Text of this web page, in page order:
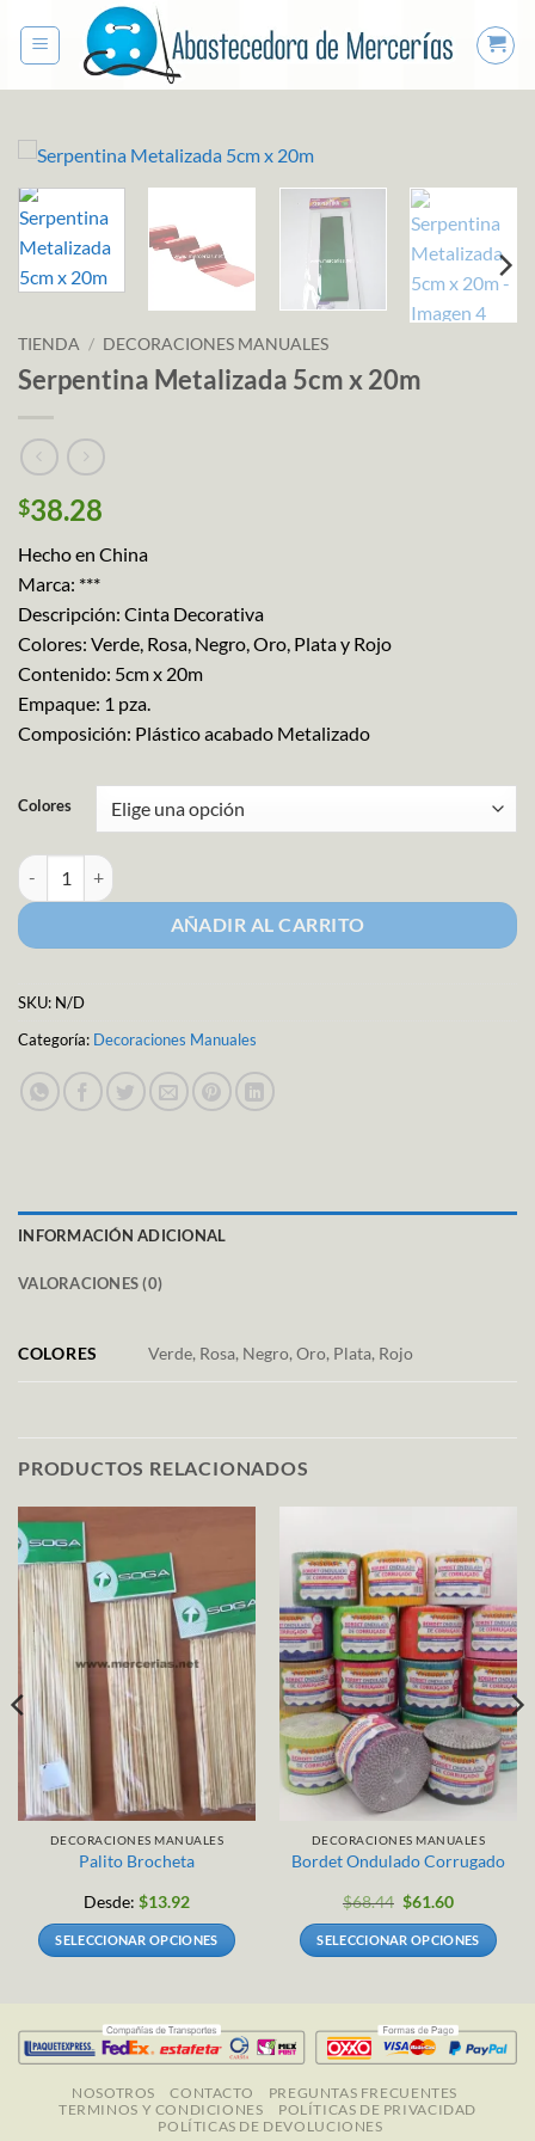
TIENDA / DECORACIONES MANUALES
Serpentina Metalizada 5cm x 20m
$38.28
Hecho en China
Marca: ***
Descripción: Cinta Decorativa
Colores: Verde, Rosa, Negro, Oro, Plata y Rojo
Contenido: 5cm x 20m
Empaque: 1 pza.
Composición: Plástico acabado Metalizado
Colores
Serpentina Metalizada 5cm x 20m cantidad
AÑADIR AL CARRITO
SKU: N/D
Categoría: Decoraciones Manuales
INFORMACIÓN ADICIONAL
VALORACIONES (0)
COLORES Verde, Rosa, Negro, Oro, Plata, Rojo
PRODUCTOS RELACIONADOS
DECORACIONES MANUALES
Palito Brocheta
Desde: $13.92
SELECCIONAR OPCIONES
múltiples
variantes.
Las
opciones
DECORACIONES MANUALES
Bordet Ondulado Corrugado
$68.44 $61.60
SELECCIONAR OPCIONES
múltiples
variantes.
Las
opciones
NOSOTROS CONTACTO
PREGUNTAS FRECUENTES
TERMINOS Y CONDICIONES
POLÍTICAS DE PRIVACIDAD
POLÍTICAS DE DEVOLUCIONES